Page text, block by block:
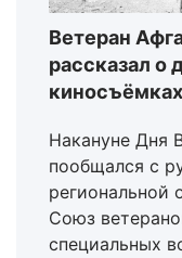
Ветеран
рассказал о
киносъёмках
Накануне Дня
пообщался с
региональной
Союз
специальных